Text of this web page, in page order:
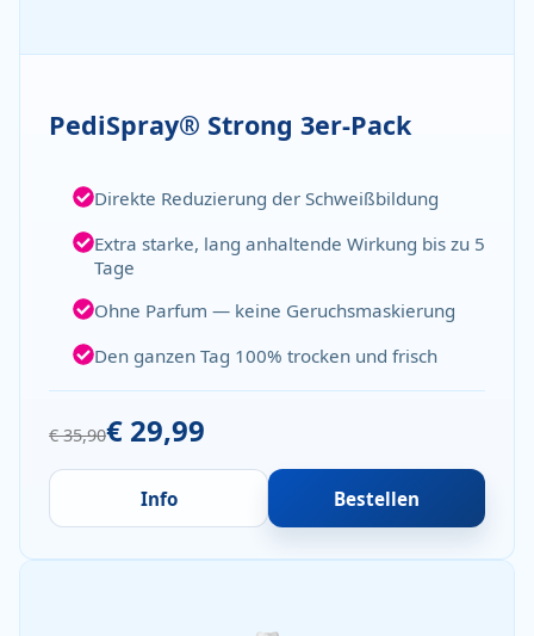
PediSpray® Strong 3er-Pack
Direkte Reduzierung der Schweißbildung
Extra starke, lang anhaltende Wirkung bis zu 5
Tage
Ohne Parfum — keine Geruchsmaskierung
Den ganzen Tag 100% trocken und frisch
€ 35,90€ 29,99
Info Bestellen